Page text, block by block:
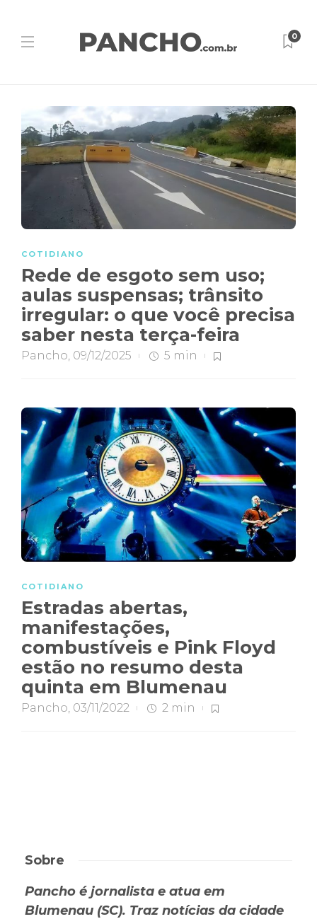
0
COTIDIANO
Rede de esgoto sem uso;
aulas suspensas; trânsito
irregular: o que você precisa
saber nesta terça-feira
Pancho, 09/12/2025 5 min
COTIDIANO
Estradas abertas,
manifestações,
combustíveis e Pink Floyd
estão no resumo desta
quinta em Blumenau
Pancho, 03/11/2022 2 min
Sobre
Pancho é jornalista e atua em
Blumenau (SC). Traz notícias da cidade